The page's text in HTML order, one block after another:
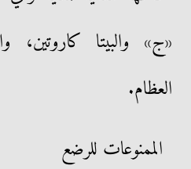
«ج» والبيتا كاروتين،
العظام.
الممنوعات للرضع